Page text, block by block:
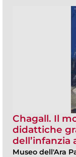
Chagall. Il
didattiche
dell’infanzia
Museo dell'Ara